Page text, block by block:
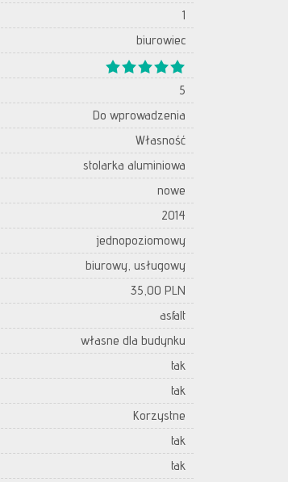
1
biurowiec
5
Do wprowadzenia
Własność
stolarka aluminiowa
nowe
2014
jednopoziomowy
biurowy, usługowy
35,00 PLN
asfalt
własne dla budynku
tak
tak
Korzystne
tak
tak